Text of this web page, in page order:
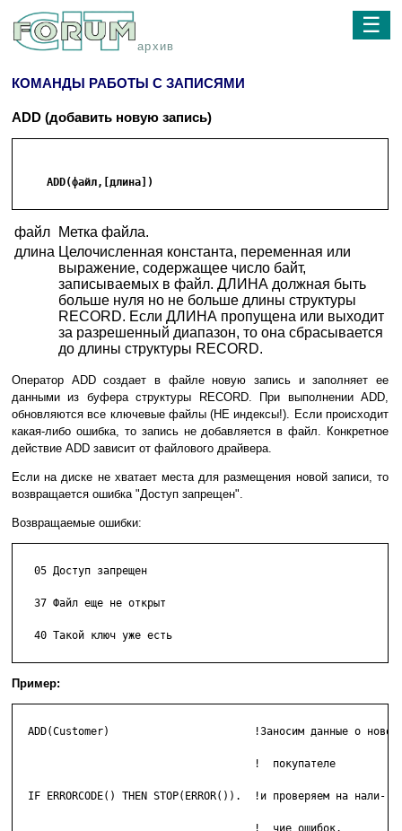
архив
☰
КОМАНДЫ РАБОТЫ С ЗАПИСЯМИ
ADD (добавить новую запись)
     ADD(файл,[длина])
файл
Метка файла.
длина Целочисленная константа, переменная или
выражение, содержащее число байт,
записываемых в файл. ДЛИНА должная быть
больше нуля но не больше длины структуры
RECORD. Если ДЛИНА пропущена или выходит
за разрешенный диапазон, то она сбрасывается
до длины структуры RECORD.
Оператор ADD создает в файле новую запись и заполняет ее
данными из буфера структуры RECORD. При выполнении ADD,
обновляются все ключевые файлы (НЕ индексы!). Если происходит
какая-либо ошибка, то запись не добавляется в файл. Конкретное
действие ADD зависит от файлового драйвера.
Если на диске не хватает места для размещения новой записи, то
возвращается ошибка "Доступ запрещен".
Возвращаемые ошибки:
   05 Доступ запрещен
   37 Файл еще не открыт
   40 Такой ключ уже есть
Пример:
  ADD(Customer)                       !Заносим данные о новом
  IF ERRORCODE() THEN STOP(ERROR()).  !и проверяем на нали-